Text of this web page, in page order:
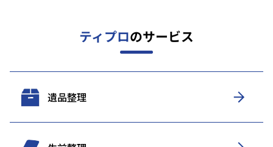
ティプロのサービス
遺品整理